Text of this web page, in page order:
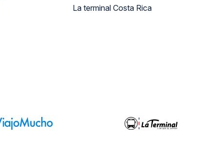
La terminal Costa Rica